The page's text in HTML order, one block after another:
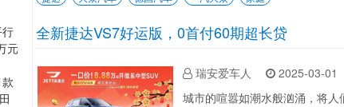
全新捷达VS7好运版，0首付60期超长贷
瑞安爱车人 2025-03-01
城市的喧嚣如潮水般汹涌，将
元